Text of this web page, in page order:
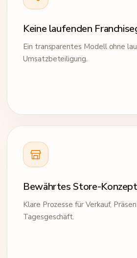
Keine laufenden
Ein transparentes Modell ohne
Umsatzbeteiligung.
Bewährtes Store-Konzept
Klare Prozesse für Verkauf,
Tagesgeschäft.